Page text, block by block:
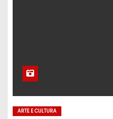
ARTE E CULTURA